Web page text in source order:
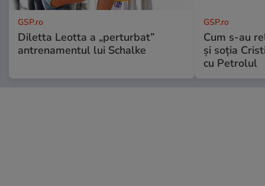
GSP.ro
Diletta Leotta a „perturbat”
antrenamentul lui Schalke
GSP.ro
Cum s-au
și soția
cu Petrolul